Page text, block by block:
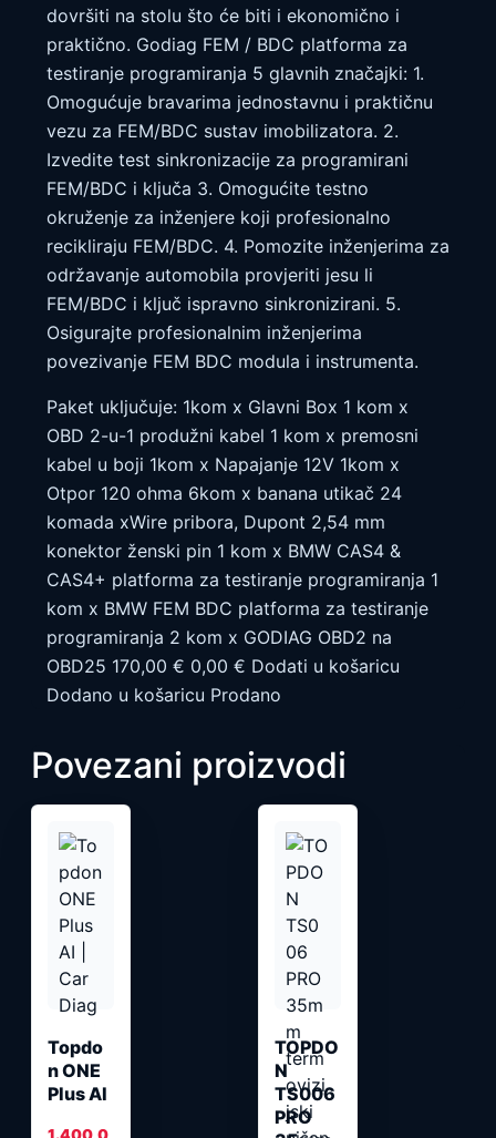
dovršiti na stolu što će biti i ekonomično i
praktično. Godiag FEM / BDC platforma za
testiranje programiranja 5 glavnih značajki: 1.
Omogućuje bravarima jednostavnu i praktičnu
vezu za FEM/BDC sustav imobilizatora. 2.
Izvedite test sinkronizacije za programirani
FEM/BDC i ključa 3. Omogućite testno
okruženje za inženjere koji profesionalno
recikliraju FEM/BDC. 4. Pomozite inženjerima za
održavanje automobila provjeriti jesu li
FEM/BDC i ključ ispravno sinkronizirani. 5.
Osigurajte profesionalnim inženjerima
povezivanje FEM BDC modula i instrumenta.
Paket uključuje: 1kom x Glavni Box 1 kom x
OBD 2-u-1 produžni kabel 1 kom x premosni
kabel u boji 1kom x Napajanje 12V 1kom x
Otpor 120 ohma 6kom x banana utikač 24
komada xWire pribora, Dupont 2,54 mm
konektor ženski pin 1 kom x BMW CAS4 &
CAS4+ platforma za testiranje programiranja 1
kom x BMW FEM BDC platforma za testiranje
programiranja 2 kom x GODIAG OBD2 na
OBD25 170,00 € 0,00 € Dodati u košaricu
Dodano u košaricu Prodano
Povezani proizvodi
Topdo
n ONE
Plus AI
1.400,0
TOPDO
N
TS006
PRO